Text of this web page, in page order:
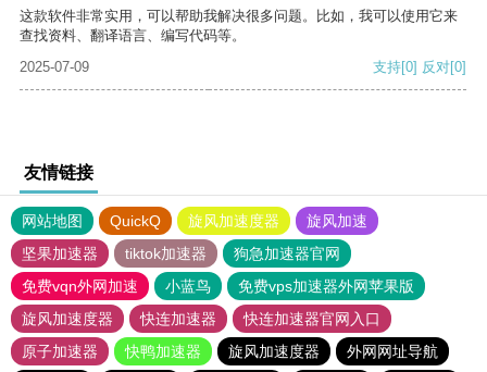
这款软件非常实用，可以帮助我解决很多问题。比如，我可以使用它来
查找资料、翻译语言、编写代码等。
2025-07-09
支持[0] 反对[0]
友情链接
网站地图 QuickQ 旋风加速度器
旋风加速
坚果加速器
tiktok加速器
狗急加速器官网
免费vqn外网加速
小蓝鸟
免费vps加速器外网苹果版
旋风加速度器
快连加速器
快连加速器官网入口
原子加速器
快鸭加速器 旋风加速度器
外网网址导航